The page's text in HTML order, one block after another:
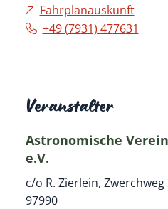
Fahrplanauskunft
+49 (7931) 477631
Veranstalter
Astronomische
e.V.
c/o R. Zierlein,
97990